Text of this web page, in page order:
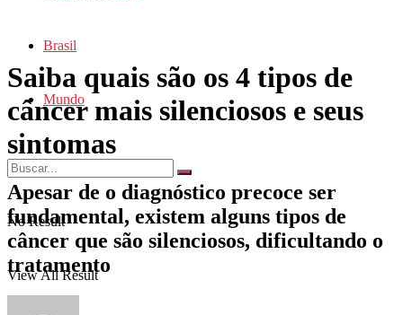
Brasil
Mundo
No Result
View All Result
Saiba quais são os 4 tipos de
câncer mais silenciosos e seus
sintomas
Apesar de o diagnóstico precoce ser
fundamental, existem alguns tipos de
câncer que são silenciosos, dificultando o
tratamento